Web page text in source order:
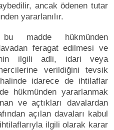
ancak ödenen tutar
yararlanılır.
madde hükmünden
feragat edilmesi ve
ilgili adli, idari veya
verildiğini tevsik
idarece de ihtilaflar
hükmünden yararlanmak
ve açtıkları davalardan
açılan davaları kabul
ilgili olarak karar